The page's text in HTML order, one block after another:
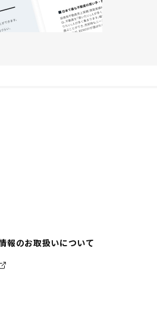
報のお取扱いについて